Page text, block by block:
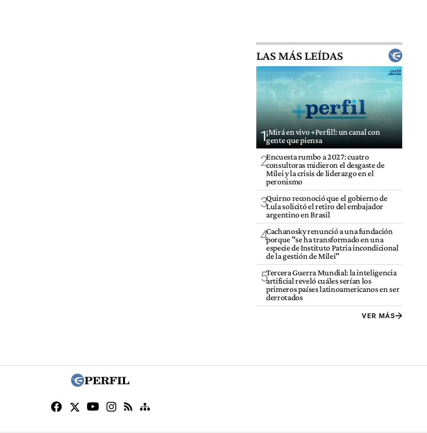
LAS MÁS LEÍDAS
1¡Mirá en vivo +Perfil!: un canal con
gente que piensa
2Encuesta rumbo a 2027: cuatro
consultoras midieron el desgaste de
Milei y la crisis de liderazgo en el
peronismo
3Quirno reconoció que el gobierno de
Lula solicitó el retiro del embajador
argentino en Brasil
4Cachanosky renunció a una fundación
porque "se ha transformado en una
especie de Instituto Patria incondicional
de la gestión de Milei"
5Tercera Guerra Mundial: la inteligencia
artificial reveló cuáles serían los
primeros países latinoamericanos en ser
derrotados
VER MÁS